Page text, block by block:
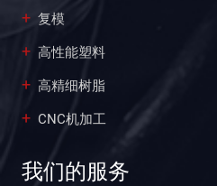
复模
高性能塑料
高精细树脂
CNC机加工
我们的服务